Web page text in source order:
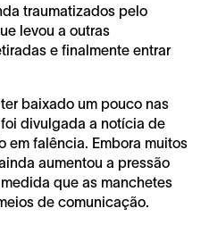
traumatizados pelo
levou a outras
e finalmente entrar
baixado um pouco nas
divulgada a notícia de
em falência. Embora muitos
aumentou a pressão
que as manchetes
de comunicação.